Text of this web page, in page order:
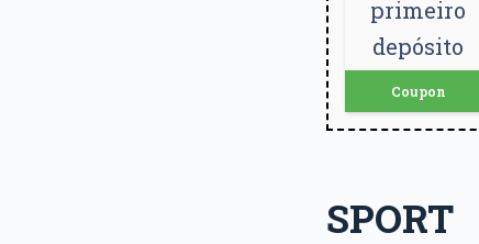
primeiro
depósito
Coupon
SPORT